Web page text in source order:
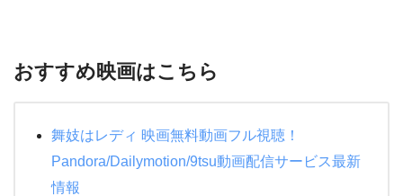
おすすめ映画はこちら
舞妓はレディ 映画無料動画フル視聴！
Pandora/Dailymotion/9tsu動画配信サービス最新
情報